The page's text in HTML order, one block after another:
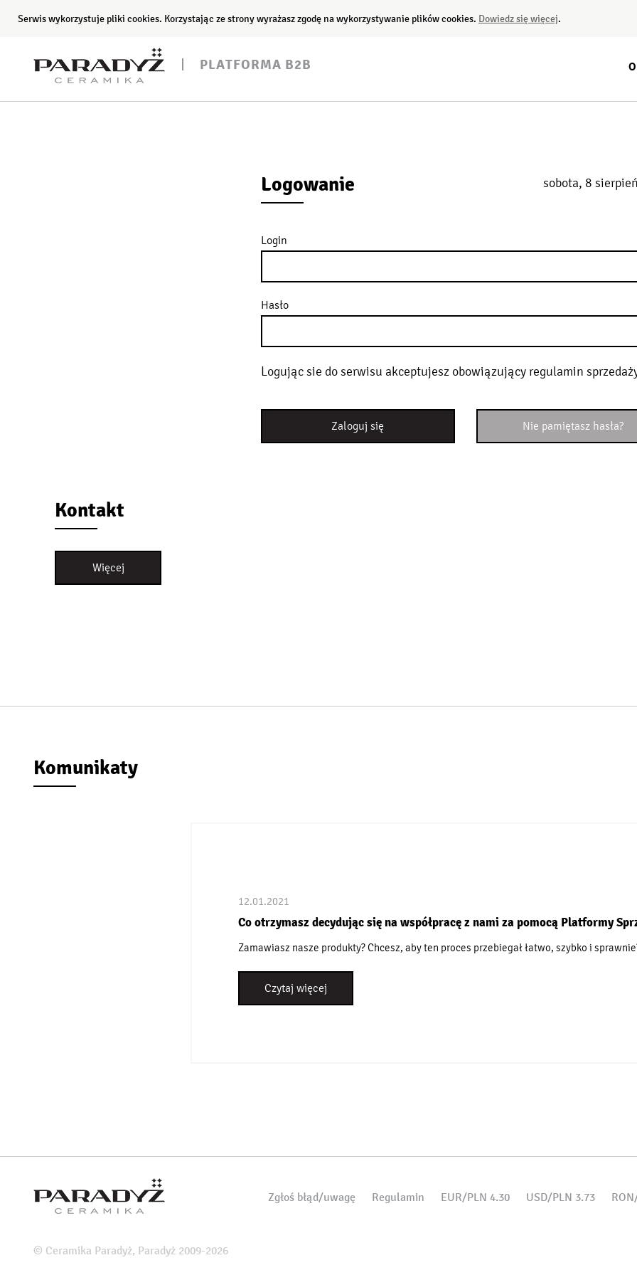
Serwis wykorzystuje pliki cookies. Korzystając ze strony wyrażasz zgodę na wykorzystywanie plików cookies. Dowiedz się więcej.
PLATFORMA B2B
Logowanie sobota, 8
Login
Hasło
Logując sie do serwisu akceptujesz obowiązujący regulamin
Zaloguj się Nie pamiętasz hasła?
Kontakt
Więcej
Komunikaty
12.01.2021
Co otrzymasz decydując się na współpracę z nami za pomocą Platformy
Zamawiasz nasze produkty? Chcesz, aby ten proces przebiegał łatwo, szybko i
Czytaj więcej
Zgłoś błąd/uwagę Regulamin EUR/PLN 4.30 USD/PLN 3.73
© Ceramika Paradyż, Paradyż 2009-2026